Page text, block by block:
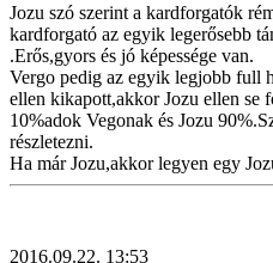
Jozu szó szerint a kardforgatók
kardforgató az egyik legerősebb
.Erős,gyors és jó képessége van.
Vergo pedig az egyik legjobb full
ellen kikapott,akkor Jozu ellen se
10%adok Vegonak és Jozu
részletezni.
Ha már Jozu,akkor legyen egy
2016.09.22. 13:53